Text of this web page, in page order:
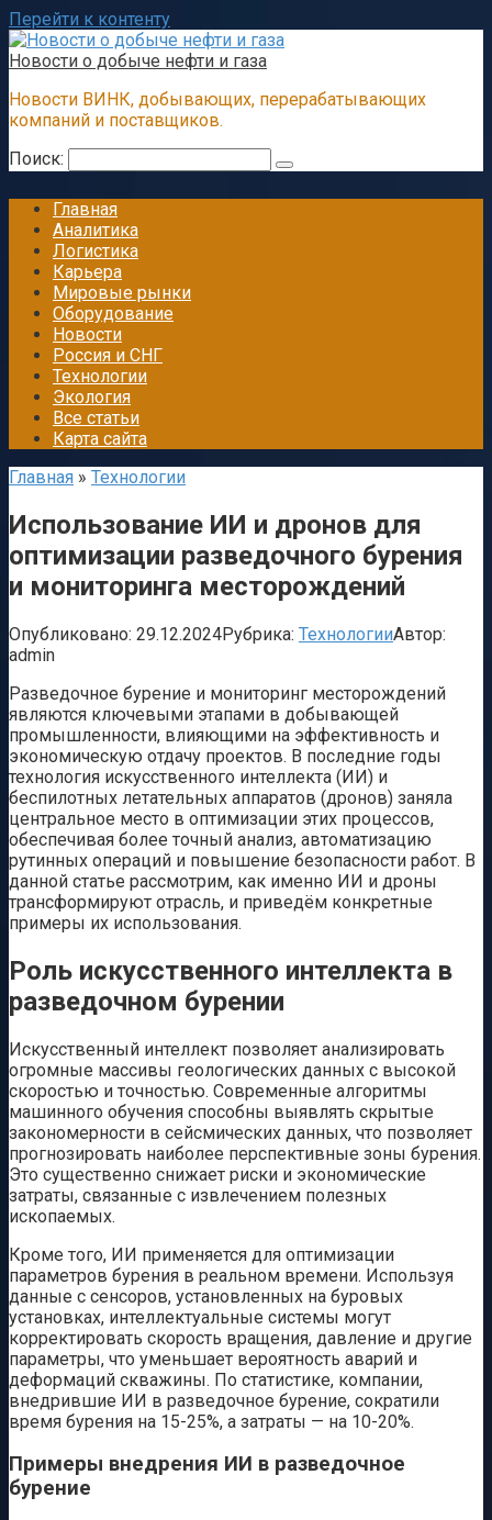
Перейти к контенту
Новости о добыче нефти и газа
Новости ВИНК, добывающих, перерабатывающих
компаний и поставщиков.
Поиск:
Главная
Аналитика
Логистика
Карьера
Мировые рынки
Оборудование
Новости
Россия и СНГ
Технологии
Экология
Все статьи
Карта сайта
Главная » Технологии
Использование ИИ и дронов для
оптимизации разведочного бурения
и мониторинга месторождений
Опубликовано: 29.12.2024Рубрика: ТехнологииАвтор:
admin
Разведочное бурение и мониторинг месторождений
являются ключевыми этапами в добывающей
промышленности, влияющими на эффективность и
экономическую отдачу проектов. В последние годы
технология искусственного интеллекта (ИИ) и
беспилотных летательных аппаратов (дронов) заняла
центральное место в оптимизации этих процессов,
обеспечивая более точный анализ, автоматизацию
рутинных операций и повышение безопасности работ. В
данной статье рассмотрим, как именно ИИ и дроны
трансформируют отрасль, и приведём конкретные
примеры их использования.
Роль искусственного интеллекта в
разведочном бурении
Искусственный интеллект позволяет анализировать
огромные массивы геологических данных с высокой
скоростью и точностью. Современные алгоритмы
машинного обучения способны выявлять скрытые
закономерности в сейсмических данных, что позволяет
прогнозировать наиболее перспективные зоны бурения.
Это существенно снижает риски и экономические
затраты, связанные с извлечением полезных
ископаемых.
Кроме того, ИИ применяется для оптимизации
параметров бурения в реальном времени. Используя
данные с сенсоров, установленных на буровых
установках, интеллектуальные системы могут
корректировать скорость вращения, давление и другие
параметры, что уменьшает вероятность аварий и
деформаций скважины. По статистике, компании,
внедрившие ИИ в разведочное бурение, сократили
время бурения на 15-25%, а затраты — на 10-20%.
Примеры внедрения ИИ в разведочное
бурение